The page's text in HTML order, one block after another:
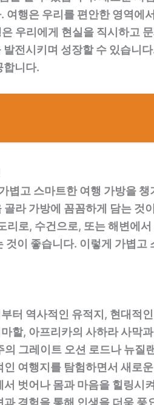
여행은 우리를 편안한 영역
우리에게 현실을 직시하고
전시키며 성장할 수 있습니
합니다.
볍고 스마트한 여행 가방을
라 가방에 꼼꼼하게 담는
리로, 수건으로, 또는 해변에
것이 좋습니다. 이렇게 가볍
터 역사적인 유적지, 현대적
할, 아프리카의 사하라 사막
그레이트 오션 로드나 뉴질
여행지를 탐험하면서 새로
벗어나 몸과 마음을 힐링
경험을 통해 인생을 더욱 풍